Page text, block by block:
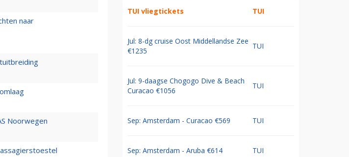
naar
Noorwegen
TUI vliegtickets TUI
Jul: 8-dg cruise Oost Middellandse Zee
€1235
TUI
Jul: 9-daagse Chogogo Dive & Beach
Curacao €1056
TUI
Sep: Amsterdam - Curacao €569 TUI
Sep: Amsterdam - Aruba €614 TUI